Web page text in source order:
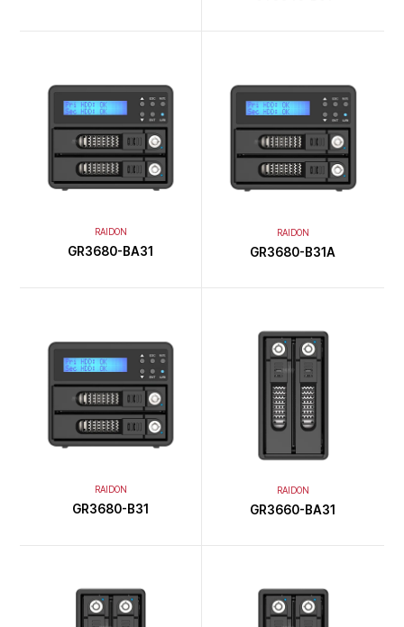
RAIDON
GR3680-BA31
RAIDON
GR3680-B31A
RAIDON
GR3680-B31
RAIDON
GR3660-BA31